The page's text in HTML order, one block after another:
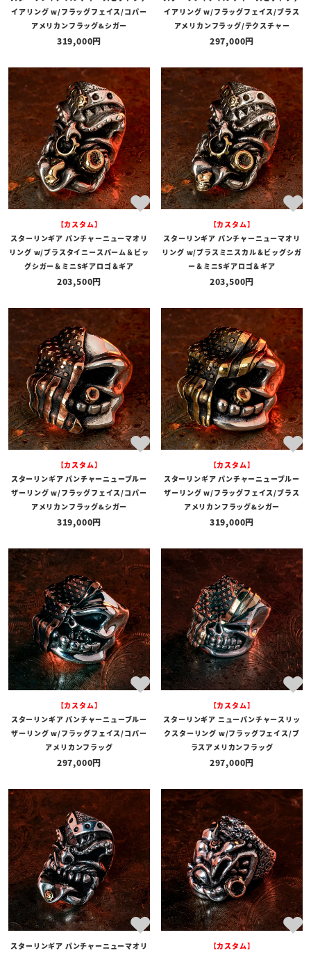
イアリング w/フラッグフェイス/コパー
アメリカンフラッグ&シガー
319,000
イアリング w/フラッグフェイス/ブラス
アメリカンフラッグ/テクスチャー
297,000
【カスタム】
スターリンギア パンチャーニューマオリ
リング w/ブラスタイニースパーム＆ビッ
グシガー＆ミニSギアロゴ＆ギア
203,500
【カスタム】
スターリンギア パンチャーニューマオリ
リング w/ブラスミニスカル＆ビッグシガ
ー＆ミニSギアロゴ＆ギア
203,500
【カスタム】
スターリンギア パンチャーニューブルー
ザーリング w/フラッグフェイス/コパー
アメリカンフラッグ&シガー
319,000
【カスタム】
スターリンギア パンチャーニューブルー
ザーリング w/フラッグフェイス/ブラス
アメリカンフラッグ&シガー
319,000
【カスタム】
スターリンギア パンチャーニューブルー
ザーリング w/フラッグフェイス/コパー
アメリカンフラッグ
297,000
【カスタム】
スターリンギア ニューパンチャースリッ
クスターリング w/フラッグフェイス/ブ
ラスアメリカンフラッグ
297,000
スターリンギア パンチャーニューマオリ
【カスタム】